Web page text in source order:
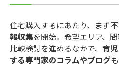
住宅購入するにあたり、まず
報収集を開始。希望エリア、
比較検討を進めるなかで、 育
する専門家のコラムやブログ